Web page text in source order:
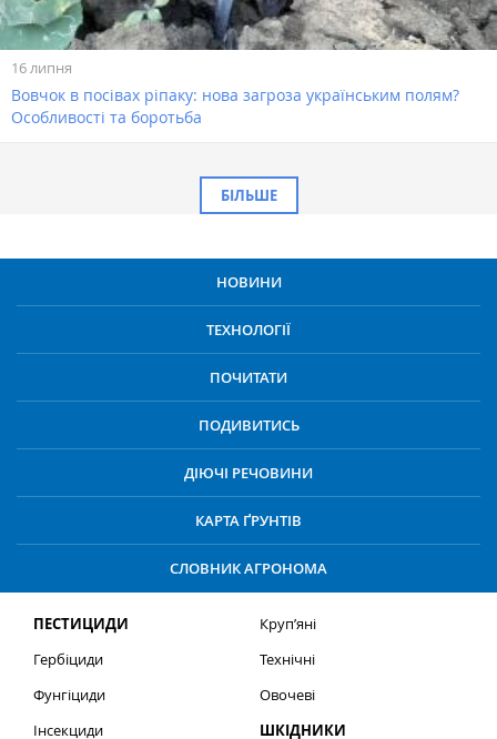
16 липня
Вовчок в посівах ріпаку: нова загроза українським полям?
Особливості та боротьба
БІЛЬШЕ
НОВИНИ
ТЕХНОЛОГІЇ
ПОЧИТАТИ
ПОДИВИТИСЬ
ДІЮЧІ РЕЧОВИНИ
КАРТА ҐРУНТІВ
СЛОВНИК АГРОНОМА
ПЕСТИЦИДИ
Гербіциди
Фунгіциди
Інсекциди
Круп’яні
Технічні
Овочеві
ШКІДНИКИ